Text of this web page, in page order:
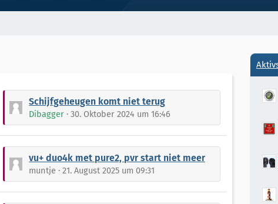
t
z
t
B
e
Schijfgeheugen komt niet terug
Dibagger 30. Oktober 2024 um 16:46
t
z
vu+ duo4k met pure2, pvr start niet meer
muntje 21. August 2025 um 09:31